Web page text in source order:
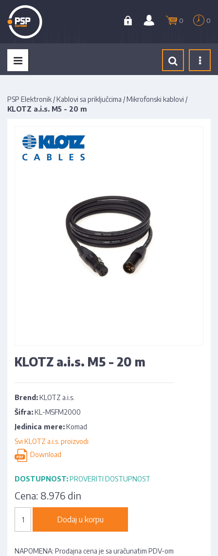
0 0
PSP Elektronik /Kablovi sa priključcima /Mikrofonski kablovi /
KLOTZ a.i.s. M5 - 20 m
KLOTZ a.i.s. M5 - 20 m
Brend:KLOTZ a.i.s.
Šifra:KL-M5FM2000
Jedinica mere:Komad
Svi KLOTZ a.i.s. proizvodi
Download
DOSTUPNOST:PROVERITI DOSTUPNOST
Cena: 8.976 din
Dodaj u korpu
NAPOMENA: Prodajna cena je sa uračunatim PDV-om